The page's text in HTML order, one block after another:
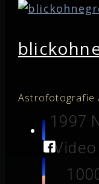
Astrofotografie
1997